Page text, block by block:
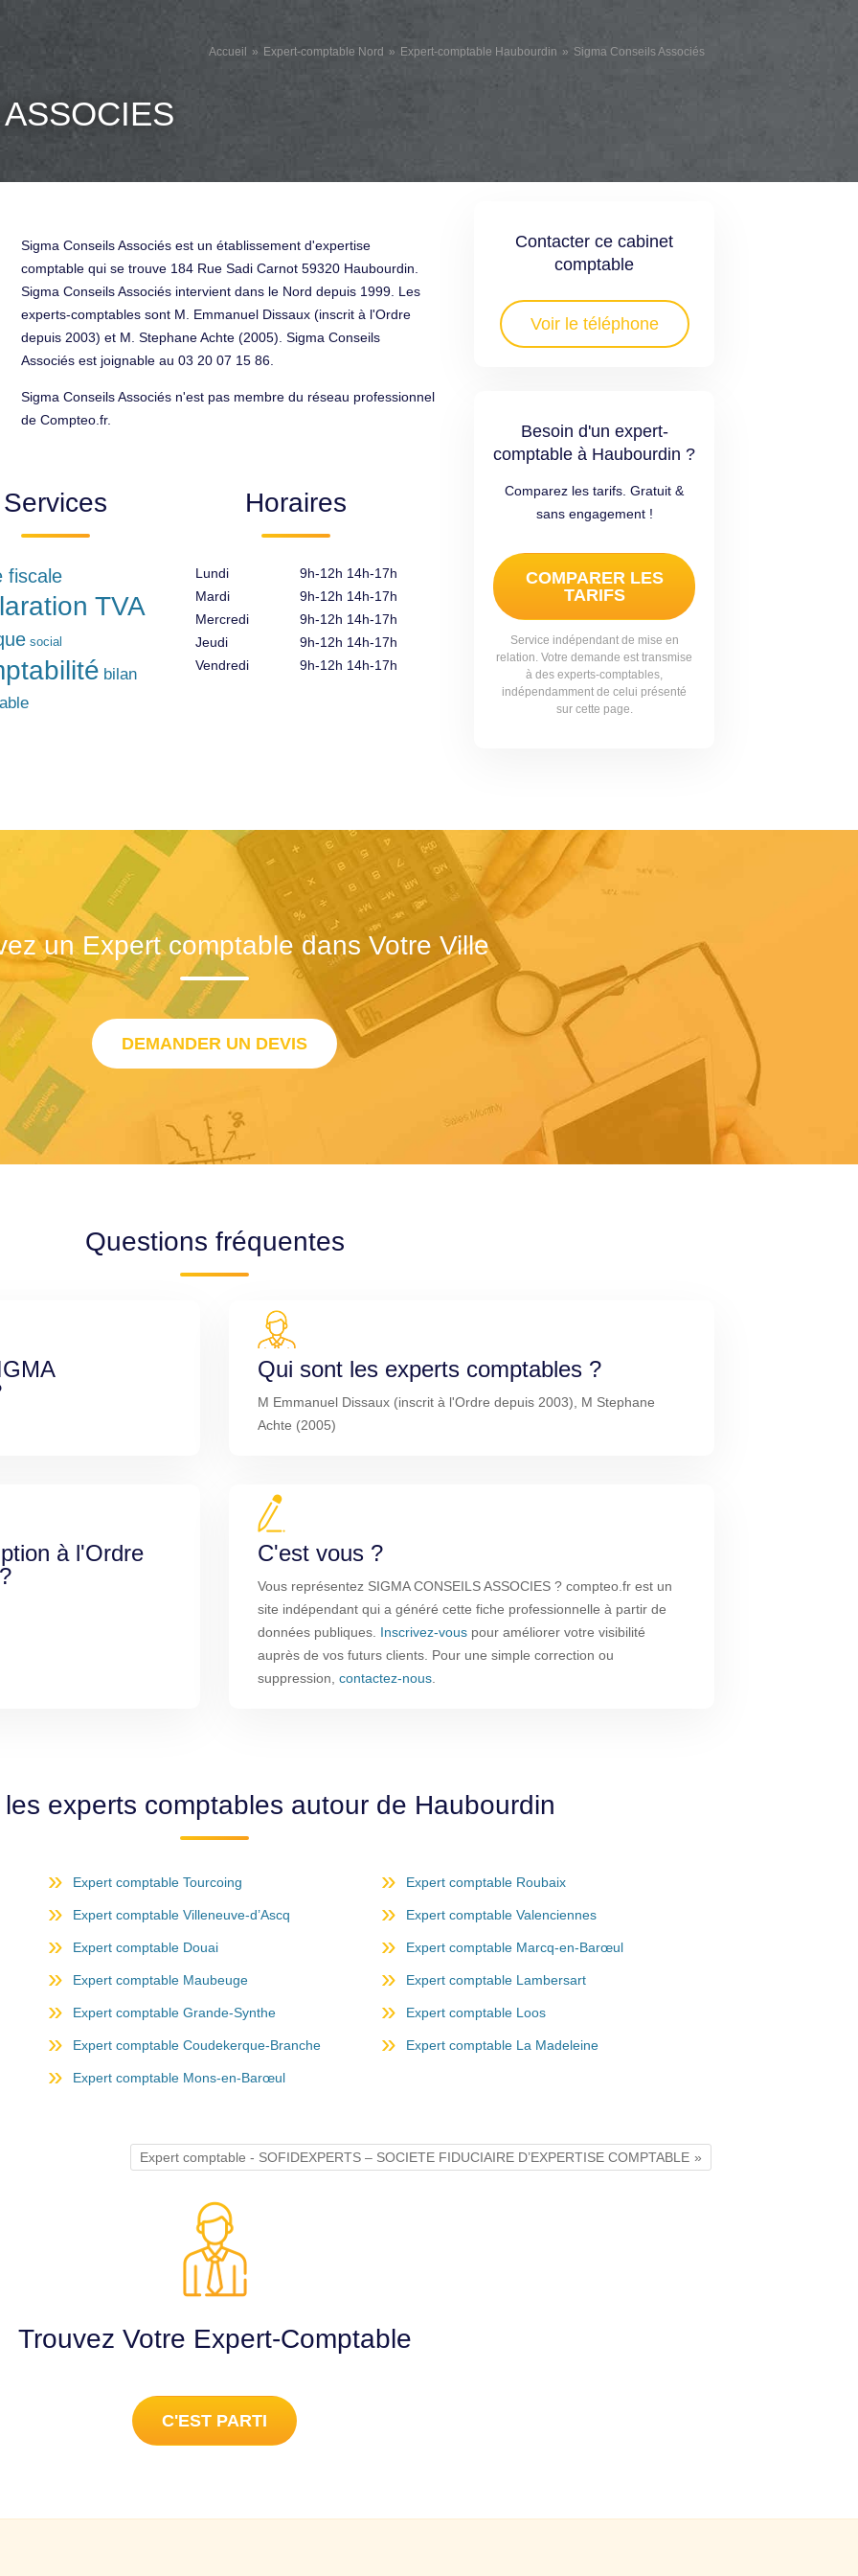
Accueil Expert-comptable Nord Expert-comptable Haubourdin Sigma Conseils Associés
Contacter ce cabinet
comptable
Voir le téléphone
Besoin d'un expert-
comptable à Haubourdin ?
Comparez les tarifs. Gratuit &
sans engagement !
COMPARER LES
TARIFS
Service indépendant de mise en
relation. Votre demande est transmise
à des experts-comptables,
indépendamment de celui présenté
sur cette page.
Sigma Conseils Associés est un établissement d'expertise
comptable qui se trouve 184 Rue Sadi Carnot 59320 Haubourdin.
Sigma Conseils Associés intervient dans le Nord depuis 1999. Les
experts-comptables sont M. Emmanuel Dissaux (inscrit à l'Ordre
depuis 2003) et M. Stephane Achte (2005). Sigma Conseils
Associés est joignable au 03 20 07 15 86.
Sigma Conseils Associés n'est pas membre du réseau professionnel
de Compteo.fr.
Services
fiscale
TVA
social
bilan
Horaires
Lundi
Mardi
Mercredi
Jeudi
Vendredi
9h-12h 14h-17h
9h-12h 14h-17h
9h-12h 14h-17h
9h-12h 14h-17h
9h-12h 14h-17h
un Expert comptable dans Votre Ville
DEMANDER UN DEVIS
Questions fréquentes
Qui sont les experts comptables ?
M Emmanuel Dissaux (inscrit à l'Ordre depuis 2003), M Stephane
Achte (2005)
à l'Ordre
C'est vous ?
Vous représentez SIGMA CONSEILS ASSOCIES ? compteo.fr est un
site indépendant qui a généré cette fiche professionnelle à partir de
données publiques. Inscrivez-vous pour améliorer votre visibilité
auprès de vos futurs clients. Pour une simple correction ou
suppression, contactez-nous
experts comptables autour de Haubourdin
Expert comptable Tourcoing Expert comptable Roubaix
Expert comptable Villeneuve-d’Ascq Expert comptable Valenciennes
Expert comptable Douai Expert comptable Marcq-en-Barœul
Expert comptable Maubeuge Expert comptable Lambersart
Expert comptable Grande-Synthe Expert comptable Loos
Expert comptable Coudekerque-Branche Expert comptable La Madeleine
Expert comptable Mons-en-Barœul
Expert comptable - SOFIDEXPERTS – SOCIETE FIDUCIAIRE D’EXPERTISE COMPTABLE
Trouvez Votre Expert-Comptable
C'EST PARTI